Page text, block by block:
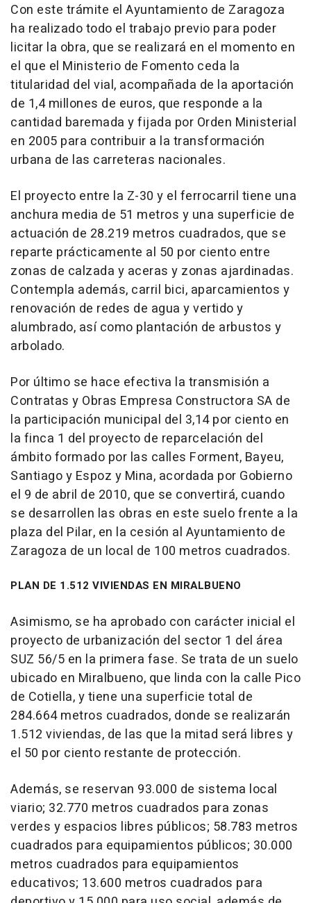
Con este trámite el Ayuntamiento de Zaragoza
ha realizado todo el trabajo previo para poder
licitar la obra, que se realizará en el momento en
el que el Ministerio de Fomento ceda la
titularidad del vial, acompañada de la aportación
de 1,4 millones de euros, que responde a la
cantidad baremada y fijada por Orden Ministerial
en 2005 para contribuir a la transformación
urbana de las carreteras nacionales.
El proyecto entre la Z-30 y el ferrocarril tiene una
anchura media de 51 metros y una superficie de
actuación de 28.219 metros cuadrados, que se
reparte prácticamente al 50 por ciento entre
zonas de calzada y aceras y zonas ajardinadas.
Contempla además, carril bici, aparcamientos y
renovación de redes de agua y vertido y
alumbrado, así como plantación de arbustos y
arbolado.
Por último se hace efectiva la transmisión a
Contratas y Obras Empresa Constructora SA de
la participación municipal del 3,14 por ciento en
la finca 1 del proyecto de reparcelación del
ámbito formado por las calles Forment, Bayeu,
Santiago y Espoz y Mina, acordada por Gobierno
el 9 de abril de 2010, que se convertirá, cuando
se desarrollen las obras en este suelo frente a la
plaza del Pilar, en la cesión al Ayuntamiento de
Zaragoza de un local de 100 metros cuadrados.
PLAN DE 1.512 VIVIENDAS EN MIRALBUENO
Asimismo, se ha aprobado con carácter inicial el
proyecto de urbanización del sector 1 del área
SUZ 56/5 en la primera fase. Se trata de un suelo
ubicado en Miralbueno, que linda con la calle Pico
de Cotiella, y tiene una superficie total de
284.664 metros cuadrados, donde se realizarán
1.512 viviendas, de las que la mitad será libres y
el 50 por ciento restante de protección.
Además, se reservan 93.000 de sistema local
viario; 32.770 metros cuadrados para zonas
verdes y espacios libres públicos; 58.783 metros
cuadrados para equipamientos públicos; 30.000
metros cuadrados para equipamientos
educativos; 13.600 metros cuadrados para